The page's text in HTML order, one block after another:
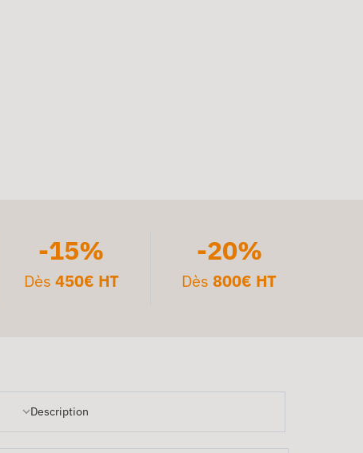
-15%
Dès 450€ HT
-20%
Dès800€ HT
Description